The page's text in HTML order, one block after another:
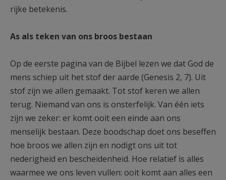
rijke betekenis.
As als teken van ons broos bestaan
Op de eerste pagina van de Bijbel lezen we dat God de
mens schiep uit het stof der aarde (Genesis 2, 7). Uit
stof zijn we allen gemaakt. Tot stof keren we allen
terug. Niemand van ons is onsterfelijk. Van één iets
zijn we zeker: er komt ooit een einde aan ons
menselijk bestaan. Deze boodschap doet ons beseffen
hoe broos we allen zijn en nodigt ons uit tot
nederigheid en bescheidenheid. Hoe relatief is alles
waarmee we ons leven vullen: ooit komt aan alles een